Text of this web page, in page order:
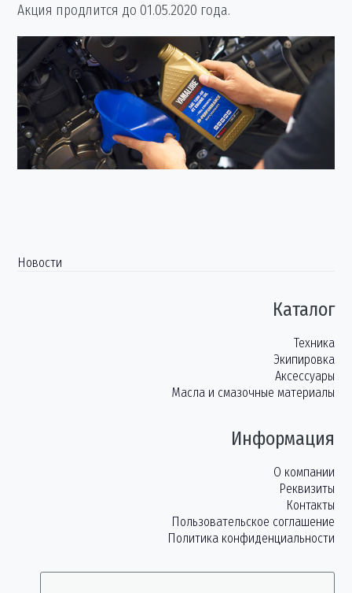
Акция продлится до 01.05.2020 года.
Новости
Каталог
Техника
Экипировка
Аксессуары
Масла и смазочные материалы
Информация
О компании
Реквизиты
Контакты
Пользовательское соглашение
Политика конфиденциальности